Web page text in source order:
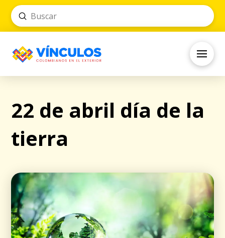
Search
Submit
22 de abril día de la
tierra